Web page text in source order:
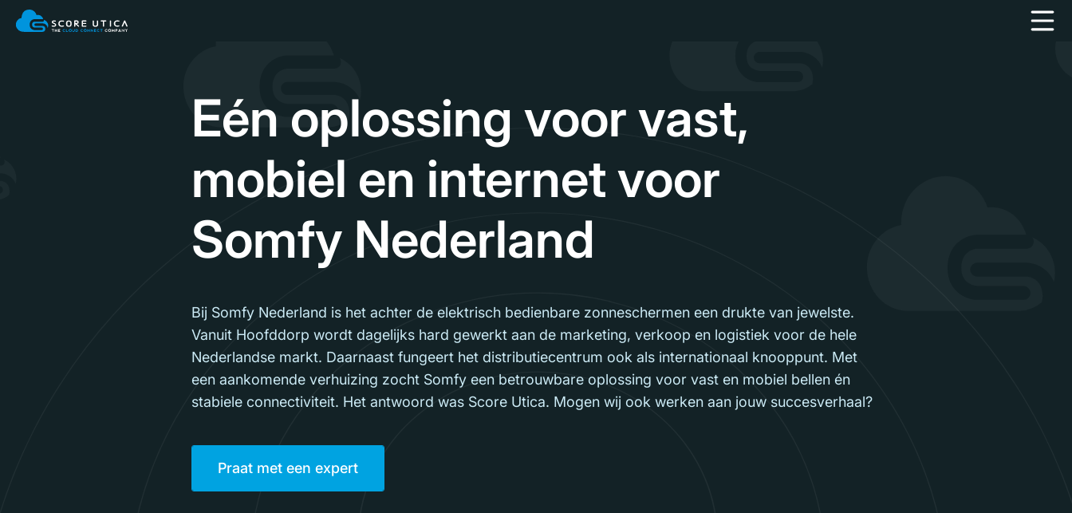
Eén oplossing voor vast,
mobiel en internet voor
Somfy Nederland
Bij Somfy Nederland is het achter de elektrisch bedienbare zonneschermen een drukte van jewelste.
Vanuit Hoofddorp wordt dagelijks hard gewerkt aan de marketing, verkoop en logistiek voor de hele
Nederlandse markt. Daarnaast fungeert het distributiecentrum ook als internationaal knooppunt. Met
een aankomende verhuizing zocht Somfy een betrouwbare oplossing voor vast en mobiel bellen én
stabiele connectiviteit. Het antwoord was Score Utica. Mogen wij ook werken aan jouw succesverhaal?
Praat met een expert